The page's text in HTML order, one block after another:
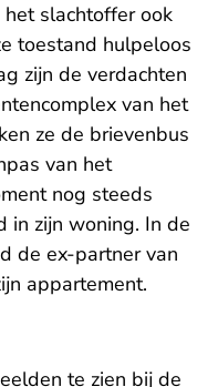
slachtoffer ook
toestand hulpeloos
zijn de verdachten
van het
ze de brievenbus
van het
nog steeds
in zijn woning. In de
de ex-partner van
appartement.
te zien bij de